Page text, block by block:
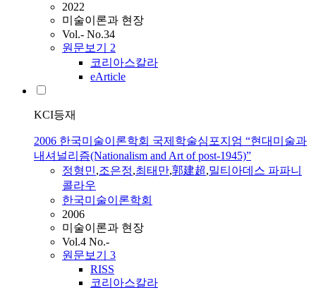
2022
미술이론과 현장
Vol.- No.34
원문보기 2
코리아스칼라
eArticle
KCI등재
2006 한국미술이론학회 국제학술심포지엄 “현대미술과
내셔널리즘(Nationalism and Art of post-1945)”
정형민,조은정,최태만,郭建超,밀티아데스 파파니
콜라우
한국미술이론학회
2006
미술이론과 현장
Vol.4 No.-
원문보기 3
RISS
코리아스칼라